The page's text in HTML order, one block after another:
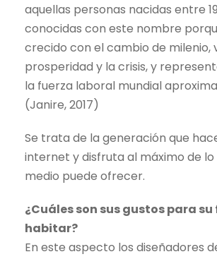
aquellas personas nacidas entre
conocidas con este nombre
crecido con el cambio de milenio,
prosperidad y la crisis, y
la fuerza laboral mundial
(Janire, 2017)
Se trata de la generación que
internet y disfruta al máximo de lo
medio puede ofrecer.
¿Cuáles son sus gustos para
habitar?
En este aspecto los diseñadores